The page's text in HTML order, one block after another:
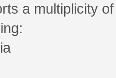
a multiplicity